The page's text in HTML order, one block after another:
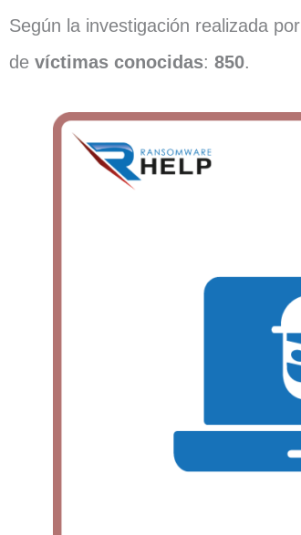
Según la investigación realizada por
de víctimas conocidas: 850.